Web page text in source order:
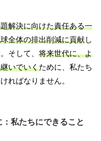
解決に向けた責任ある一
全体の排出削減に貢献し
そして、将来世代に、よ
いでいくために、私たち
ればなりません。
私たちにできること